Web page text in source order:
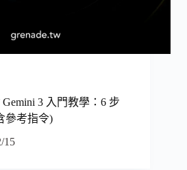
3 入門教學：6 步
參考指令)
15